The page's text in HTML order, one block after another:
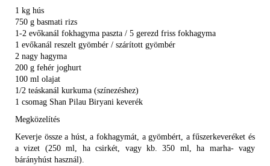
1 kg hús
750 g basmati rizs
1-2 evőkanál fokhagyma paszta / 5 gerezd friss fokhagyma
1 evőkanál reszelt gyömbér / szárított gyömbér
2 nagy hagyma
200 g fehér joghurt
100 ml olajat
1/2 teáskanál kurkuma (színezéshez)
1 csomag Shan Pilau Biryani keverék
Megközelítés
Keverje össze a húst, a fokhagymát, a gyömbért, a fűszerkeveréket és
a vizet (250 ml, ha csirkét, vagy kb. 350 ml, ha marha- vagy
bárányhúst használ).